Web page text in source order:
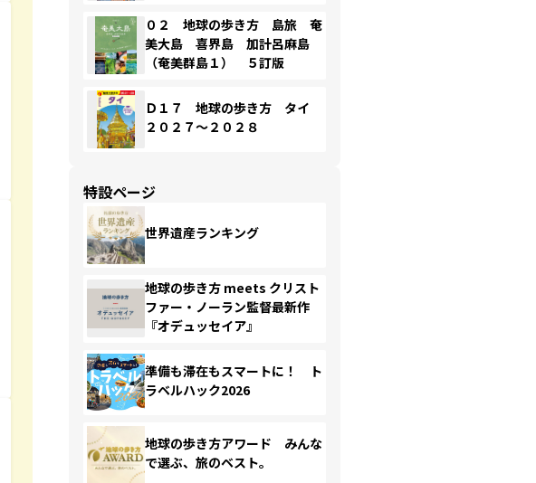
０２ 地球の歩き方 島旅 奄
美大島 喜界島 加計呂麻島
（奄美群島１） ５訂版
Ｄ１７ 地球の歩き方 タイ
２０２７～２０２８
特設ページ
世界遺産ランキング
地球の歩き方 meets クリスト
ファー・ノーラン監督最新作
『オデュッセイア』
準備も滞在もスマートに！ ト
ラベルハック2026
地球の歩き方アワード みんな
で選ぶ、旅のベスト。